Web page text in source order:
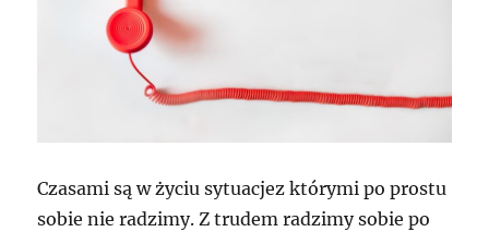
Czasami są w życiu sytuacjez którymi po prostu
sobie nie radzimy. Z trudem radzimy sobie po